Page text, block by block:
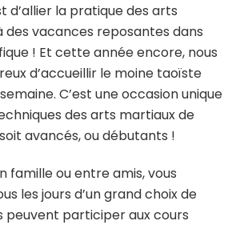
d’allier la pratique des arts
des vacances reposantes dans
! Et cette année encore, nous
d’accueillir le moine taoïste
C’est une occasion unique
des arts martiaux de
avancés, ou débutants !
famille ou entre amis, vous
les jours d’un grand choix de
peuvent participer aux cours